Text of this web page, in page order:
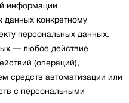
информации
данных конкретному
персональных данных.
— любое действие
(операций),
средств автоматизации или
с персональными